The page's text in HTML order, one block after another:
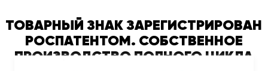
ТОВАРНЫЙ ЗНАК ЗАРЕГИСТРИРОВАН
РОСПАТЕНТОМ. СОБСТВЕННОЕ
ПРОИЗВОДСТВО ПОЛНОГО ЦИКЛА